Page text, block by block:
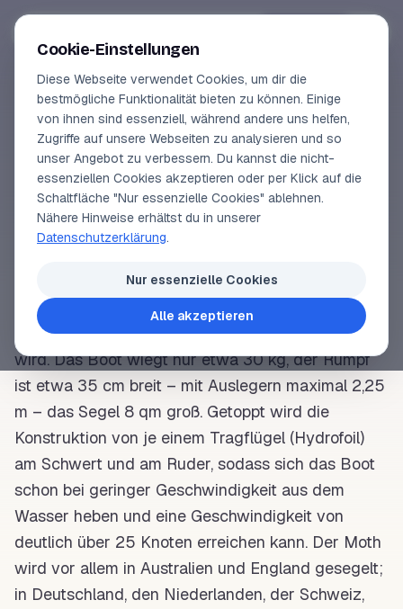
Online-Kurse
Vorschau
Erfahrungen
Lehrbuchautor
SEGELLEXIKON
Moth
Moth (deutsch Motte), die einzige
Motte ist eine 3,35 m lange, extrem schnelle
Einhand
Cat
zum Extremsegeln, der mit
modernsten Materialien wie Karbonfasern gebaut
wird. DasBootwiegt nur etwa 30 kg, derRumpf
ist etwa 35 cm breit – mit Auslegern maximal 2,25
m – das Segel 8 qm groß. Getoppt wird die
Konstruktion von je einem Tragflügel (Hydrofoil)
am Schwert und am Ruder, sodass sich das Boot
schon bei geringer Geschwindigkeit aus dem
Wasser heben und eine Geschwindigkeit von
deutlich über 25 Knoten erreichen kann. Der Moth
wird vor allem in Australien und England gesegelt;
in Deutschland, den Niederlanden, der Schweiz,
Cookie-Einstellungen
Diese Webseite verwendet Cookies, um dir die
bestmögliche Funktionalität bieten zu können. Einige
von ihnen sind essenziell, während andere uns helfen,
Zugriffe auf unsere Webseiten zu analysieren und so
unser Angebot zu verbessern. Du kannst die nicht-
essenziellen Cookies akzeptieren oder per Klick auf die
Schaltfläche "Nur essenzielle Cookies" ablehnen.
Nähere Hinweise erhältst du in unserer
Datenschutzerklärung.
Nur essenzielle Cookies
Alle akzeptieren